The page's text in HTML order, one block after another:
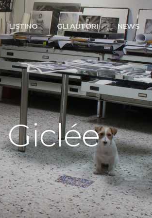
LISTINO GLI AUTORI NEWS
Giclée